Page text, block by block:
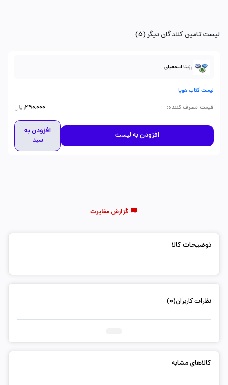
لیست تامین کنندگان دیگر (5)
رزیتا اسمعیلی
لیست کتاب هوپا
قیمت مصرف کننده:
290,000ریال
افزودن به لیست
افزودن به
سبد
گزارش مغایرت
توضیحات کالا
نظرات کاربران(0)
کالاهای مشابه